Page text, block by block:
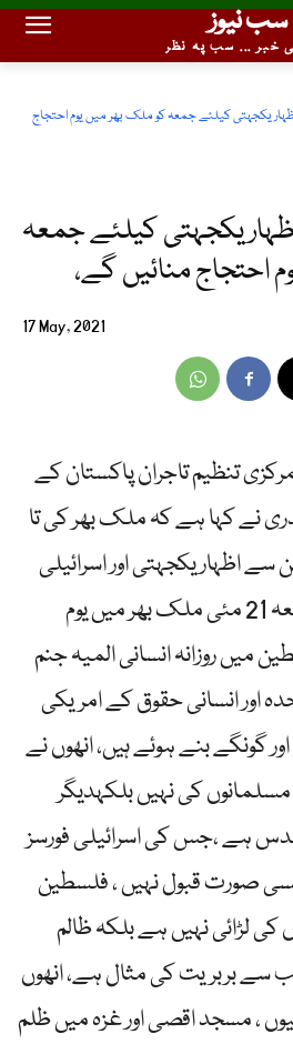
سب نیوز
خبر ... سب پہ نظر
یکجہتی کیلئے جمعہ کو ملک بھر میں یوم احتجاج
یکجہتی کیلئے جمعہ
احتجاج منائیں گے،
17 May, 2021
تنظیم تاجران پاکستان کے
نے کہا ہے کہ ملک بھر کی تا
اظہار یکجہتی اور اسرائیلی
جارحیت کے خلاف جمعہ 21 مئی ملک بھر میں یوم
میں روزانہ انسانی المیہ جنم
اور انسانی حقوق کے امریکی
گونگے بنے ہوئے ہیں، انھوں نے
کی نہیں بلکہدیگر
ہے ،جس کی اسرائیلی فورسز
صورت قبول نہیں ، فلسطین
لڑائی نہیں ہے بلکہ ظالم
سے بربریت کی مثال ہے، انھوں
، مسجد اقصی اور غزہ میں ظلم